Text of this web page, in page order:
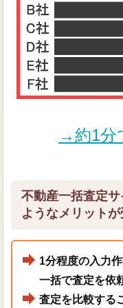
→約1分
不動産一括査定
ようなメリットが
1分程度の入力
一括で査定を依
査定を比較する